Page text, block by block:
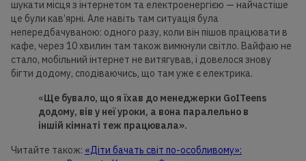
шукати місця з інтернетом та електроенергією — найчастіше
це були кав’ярні. Але навіть там ситуація була
непередбачуваною: одного разу, коли він пішов працювати в
кафе, через 10 хвилин там також вимкнули світло. Вайфаю не
стало, мобільний інтернет не витягував, і довелося знову
бігти додому, сподіваючись, що там уже є електрика.
«Ще бувало, що я їхав до менеджерки GoITeens
додому, вів у неї уроки, а вона паралельно в
іншій кімнаті теж працювала».
Читайте також: «Діти бачать світ по-особливому»: